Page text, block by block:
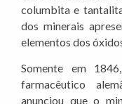
columbita e
dos minerais
elementos dos
Somente em
farmacêutico
anunciou que o